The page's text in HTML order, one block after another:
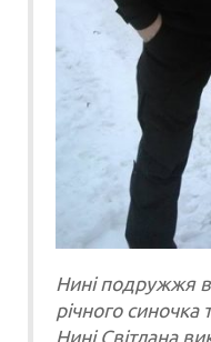
Нині подружжя
річного синочка
Нині Світлана